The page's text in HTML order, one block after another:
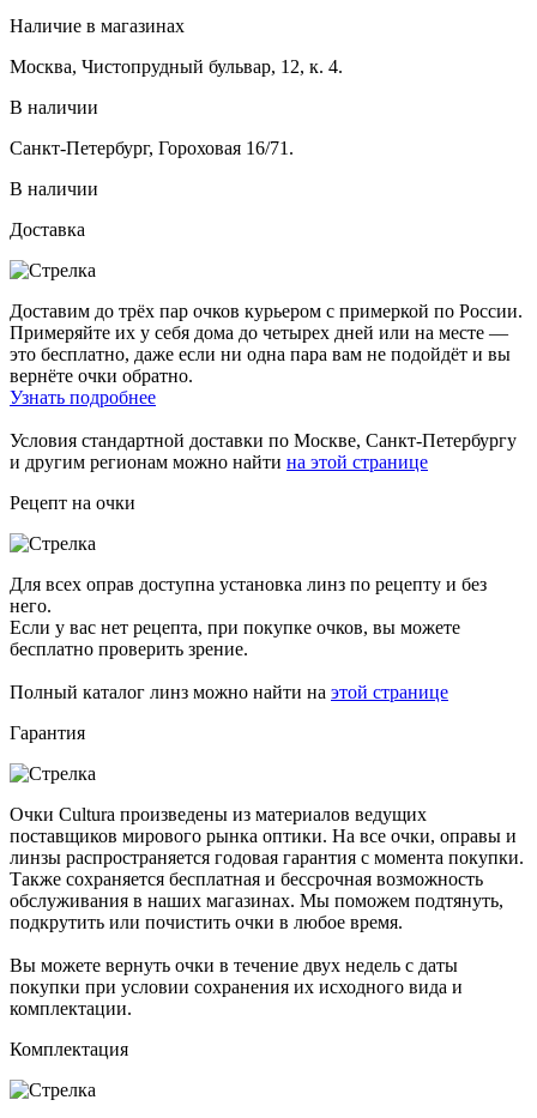
Наличие в магазинах
Москва, Чистопрудный бульвар, 12, к. 4.
В наличии
Санкт-Петербург, Гороховая 16/71.
В наличии
Доставка
Доставим до трёх пар очков курьером с примеркой по России.
Примеряйте их у себя дома до четырех дней или на месте —
это бесплатно, даже если ни одна пара вам не подойдёт и вы
вернёте очки обратно.
Узнать подробнее
Условия стандартной доставки по Москве, Санкт-Петербургу
и другим регионам можно найти на этой странице
Рецепт на очки
Для всех оправ доступна установка линз по рецепту и без
него.
Если у вас нет рецепта, при покупке очков, вы можете
бесплатно проверить зрение.
Полный каталог линз можно найти на этой странице
Гарантия
Очки Cultura произведены из материалов ведущих
поставщиков мирового рынка оптики. На все очки, оправы и
линзы распространяется годовая гарантия с момента покупки.
Также сохраняется бесплатная и бессрочная возможность
обслуживания в наших магазинах. Мы поможем подтянуть,
подкрутить или почистить очки в любое время.
Вы можете вернуть очки в течение двух недель с даты
покупки при условии сохранения их исходного вида и
комплектации.
Комплектация